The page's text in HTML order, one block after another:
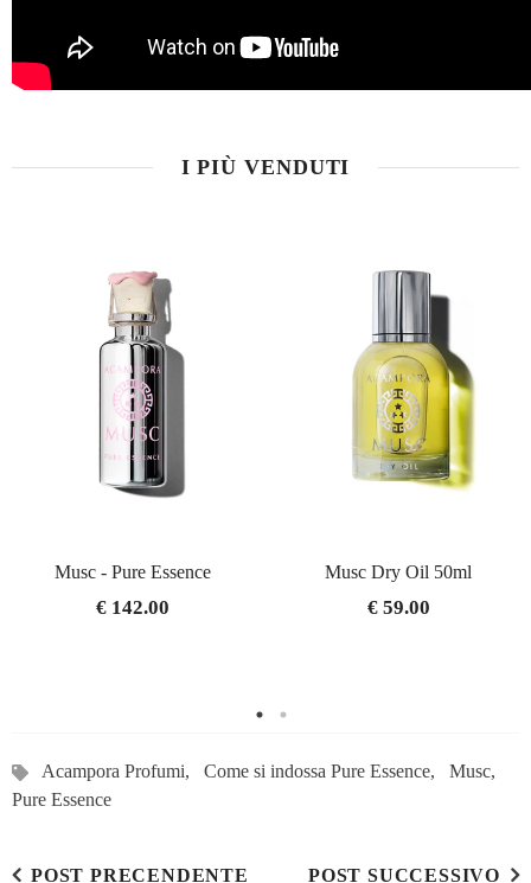
I PIÙ VENDUTI
Musc - Pure Essence
€ 142.00
Musc Dry Oil 50ml
€ 59.00
Acampora Profumi, Come si indossa Pure Essence, Musc,
Pure Essence
POST PRECENDENTE POST SUCCESSIVO